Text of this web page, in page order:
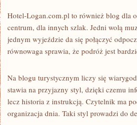
Hotel-Logan.com.pl to również blog dla
centrum, dla innych szlak. Jedni wolą
jednym wyjeździe da się połączyć
równowaga sprawia, że podróż jest
Na blogu turystycznym liczy się
stawia na przyjazny styl, dzięki czemu
lecz historia z instrukcją. Czytelnik ma
organizacja dnia. Taki styl prowadzi do